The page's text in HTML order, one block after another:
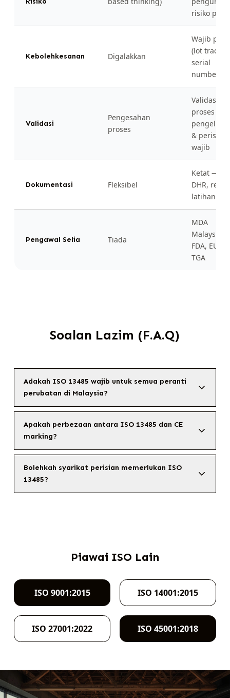
risiko
Kebolehkesanan Digalakkan
Wajib
(lot
serial
number)
Validasi
Pengesahan
proses
Validasi
proses
& perisian
wajib
Dokumentasi Fleksibel
Ketat —
DHR, rekod
latihan
Pengawal Selia Tiada
MDA
Malaysia,
FDA, EU
TGA
Soalan Lazim (F.A.Q)
Adakah ISO 13485 wajib untuk semua peranti
perubatan di Malaysia?
Apakah perbezaan antara ISO 13485 dan CE
marking?
Bolehkah syarikat perisian memerlukan ISO
13485?
Piawai ISO Lain
ISO 9001:2015 ISO 14001:2015
ISO 27001:2022 ISO 45001:2018